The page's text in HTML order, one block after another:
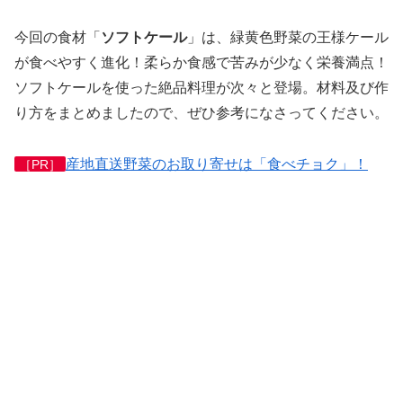
今回の食材「 ソフトケール」は、 緑黄色野菜の王様ケール
が食べやすく進化！柔らか食感で苦みが少なく栄養満点！
ソフトケールを使った絶品料理が次々と登場。材料及び作
り方をまとめましたので、ぜひ参考になさってください。
［PR］ 産地直送野菜のお取り寄せは「食べチョク」！